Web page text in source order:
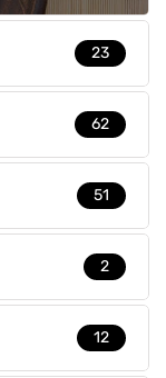
23
62
51
2
12